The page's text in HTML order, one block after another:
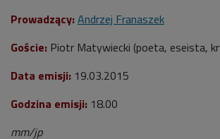
Prowadzący: Andrzej Franaszek
Goście: Piotr Matywiecki (poeta, eseista,
Data emisji: 19.03.2015
Godzina emisji: 18.00
mm/jp